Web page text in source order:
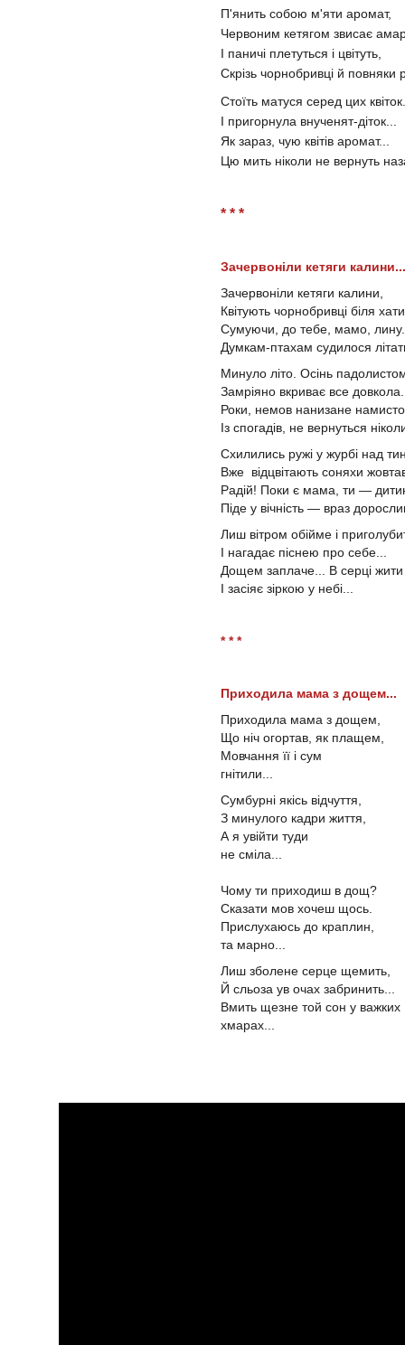
П'янить собою м'яти аромат,
Червоним кетягом звисає
І паничі плетуться і цвітуть,
Скрізь чорнобривці й повняки
Стоїть матуся серед цих
І пригорнула внученят-діток...
Як зараз, чую квітів аромат...
Цю мить ніколи не вернуть
* * *
Зачервоніли кетяги калини...
Зачервоніли кетяги калини,
Квітують чорнобривці біля
Сумуючи, до тебе, мамо,
Думкам-птахам судилося
Минуло літо. Осінь
Замріяно вкриває все
Роки, немов нанизане намисто
Із спогадів, не вернуться
Схилились ружі у журбі над
Вже відцвітають соняхи
Радій! Поки є мама, ти —
Піде у вічність — враз
Лиш вітром обійме і
І нагадає піснею про себе...
Дощем заплаче... В серці
І засіяє зіркою у небі...
* * *
Приходила мама з дощем...
Приходила мама з дощем,
Що ніч огортав, як плащем,
Мовчання її і сум
гнітили...
Сумбурні якісь відчуття,
З минулого кадри життя,
А я увійти туди
не сміла...
Чому ти приходиш в дощ?
Сказати мов хочеш щось.
Прислухаюсь до краплин,
та марно...
Лиш зболене серце щемить,
Й сльоза ув очах забринить...
Вмить щезне той сон у важких
хмарах...